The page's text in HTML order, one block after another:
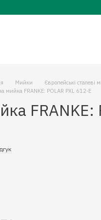
Мийки Європейські сталеві
мийка FRANKE: POLAR PXL 612-E
FRANKE: